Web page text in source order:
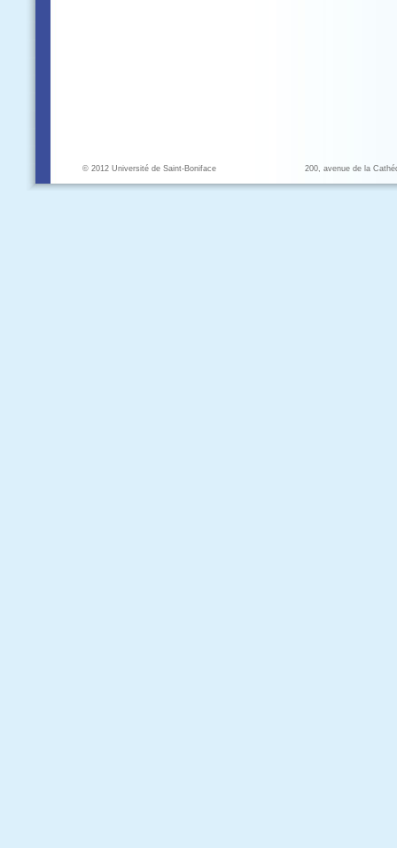
© 2012 Université de Saint-Boniface 200, avenue de la